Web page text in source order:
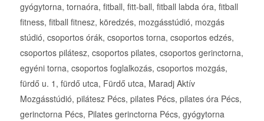
gyógytorna, tornaóra, fitball, fitt-ball, fitball labda óra, fitball
fitness, fitball fitnesz, köredzés, mozgásstúdió, mozgás
stúdió, csoportos órák, csoportos torna, csoportos edzés,
csoportos pilátesz, csoportos pilates, csoportos gerinctorna,
egyéni torna, csoportos foglalkozás, csoportos mozgás,
fürdő u. 1, fürdő utca, Fürdő utca, Maradj Aktív
Mozgásstúdió, pilátesz Pécs, pilates Pécs, pilates óra Pécs,
gerinctorna Pécs, Pilates gerinctorna Pécs, gyógytorna